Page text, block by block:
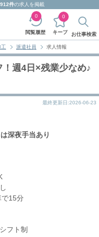
件の求人を掲載
閲覧履歴
0
キープ
0
お仕事検索
派遣社員 求人情報
週4日×残業少なめ♪
最終更新日:2026-06-23
深夜手当あり
15分
フト制